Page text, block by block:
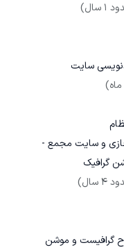
سال)
سایت
و سایت مجمع -
گرافیک
سال)
گرافیست و موشن